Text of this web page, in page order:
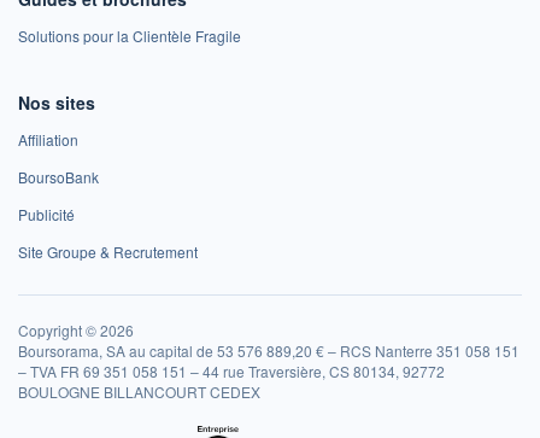
Solutions pour la Clientèle Fragile
Nos sites
Affiliation
BoursoBank
Publicité
Site Groupe & Recrutement
Copyright © 2026
Boursorama, SA au capital de 53 576 889,20 € – RCS Nanterre 351 058 151
– TVA FR 69 351 058 151 – 44 rue Traversière, CS 80134, 92772
BOULOGNE BILLANCOURT CEDEX